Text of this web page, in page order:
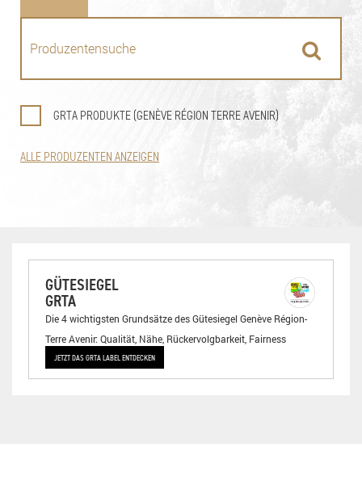
GRTA PRODUKTE (GENÈVE RÉGION TERRE AVENIR)
ALLE PRODUZENTEN ANZEIGEN
GÜTESIEGEL
GRTA
Die 4 wichtigsten Grundsätze des Gütesiegel Genève Région-
Terre Avenir: Qualität, Nähe, Rückervolgbarkeit, Fairness
JETZT DAS GRTA LABEL ENTDECKEN